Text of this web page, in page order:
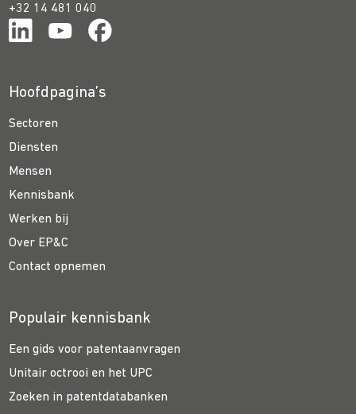
+32 14 481 040
Hoofdpagina’s
Sectoren
Diensten
Mensen
Kennisbank
Werken bij
Over EP&C
Contact opnemen
Populair kennisbank
Een gids voor patentaanvragen
Unitair octrooi en het UPC
Zoeken in patentdatabanken